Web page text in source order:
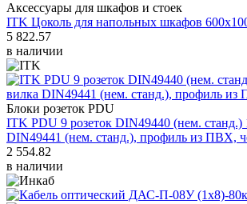
Аксессуары для шкафов и стоек
ITK Цоколь для напольных шкафов
5 822.57
в наличии
Блоки розеток PDU
ITK PDU 9 розеток DIN49440 (нем.
DIN49441 (нем. станд.), профиль из ПВХ,
2 554.82
в наличии